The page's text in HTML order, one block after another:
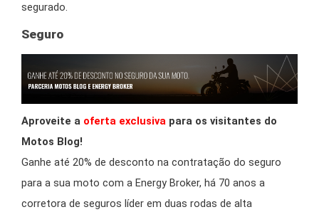
segurado.
Seguro
Aproveite a oferta exclusiva para os visitantes do
Motos Blog!
Ganhe até 20% de desconto na contratação do seguro
para a sua moto com a Energy Broker, há 70 anos a
corretora de seguros líder em duas rodas de alta